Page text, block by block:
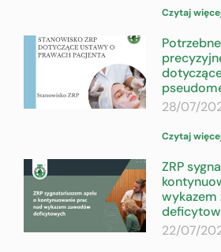
Czytaj
28/07/
Czytaj
ZRP
22/07/